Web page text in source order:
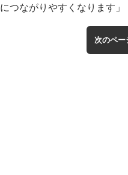
につながりやすくなります」
次のペー